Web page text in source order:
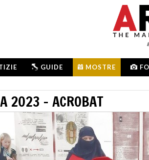
GUIDE MOSTRE
2023 - ACROBAT